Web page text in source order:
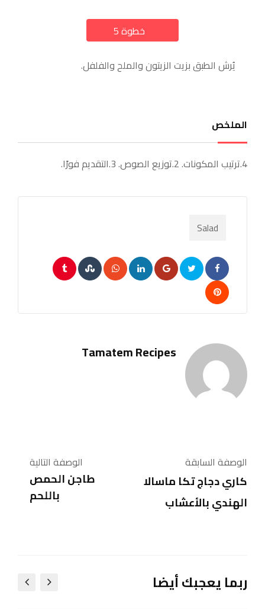
خطوة 5
يُرش الطبق بزيت الزيتون والملح والفلفل.
الملخص
Salad
Google+
LinkedIn
Whatsapp
StumbleUpon
Tumblr
Pinterest
Tamatem Recipes
الوصفة السابقة
كاري دجاج تكا ماسالا
الهندي بالأعشاب
الوصفة التالية
طاجن الحمص
باللحم
ربما يعجبك أيضا